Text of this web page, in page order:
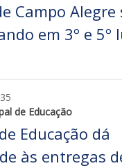
Campo Alegre
em 3º e 5º
de Educação
Educação dá
às entregas